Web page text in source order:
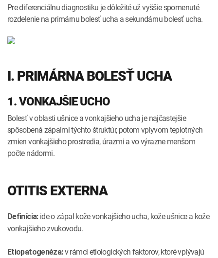
Pre diferenciálnu diagnostiku je dôležité už vyššie spomenuté
rozdelenie na primárnu bolesť ucha a sekundárnu bolesť ucha.
I. PRIMÁRNA BOLESŤ UCHA
1. VONKAJŠIE UCHO
Bolesť v oblasti ušnice a vonkajšieho ucha je najčastejšie
spôsobená zápalmi týchto štruktúr, potom vplyvom teplotných
zmien vonkajšieho prostredia, úrazmi a vo výrazne menšom
počte nádormi.
OTITIS EXTERNA
Definícia:ide o zápal kože vonkajšieho ucha, kože ušnice a kože
vonkajšieho zvukovodu.
Etiopatogenéza:v rámci etiologických faktorov, ktoré vplývajú